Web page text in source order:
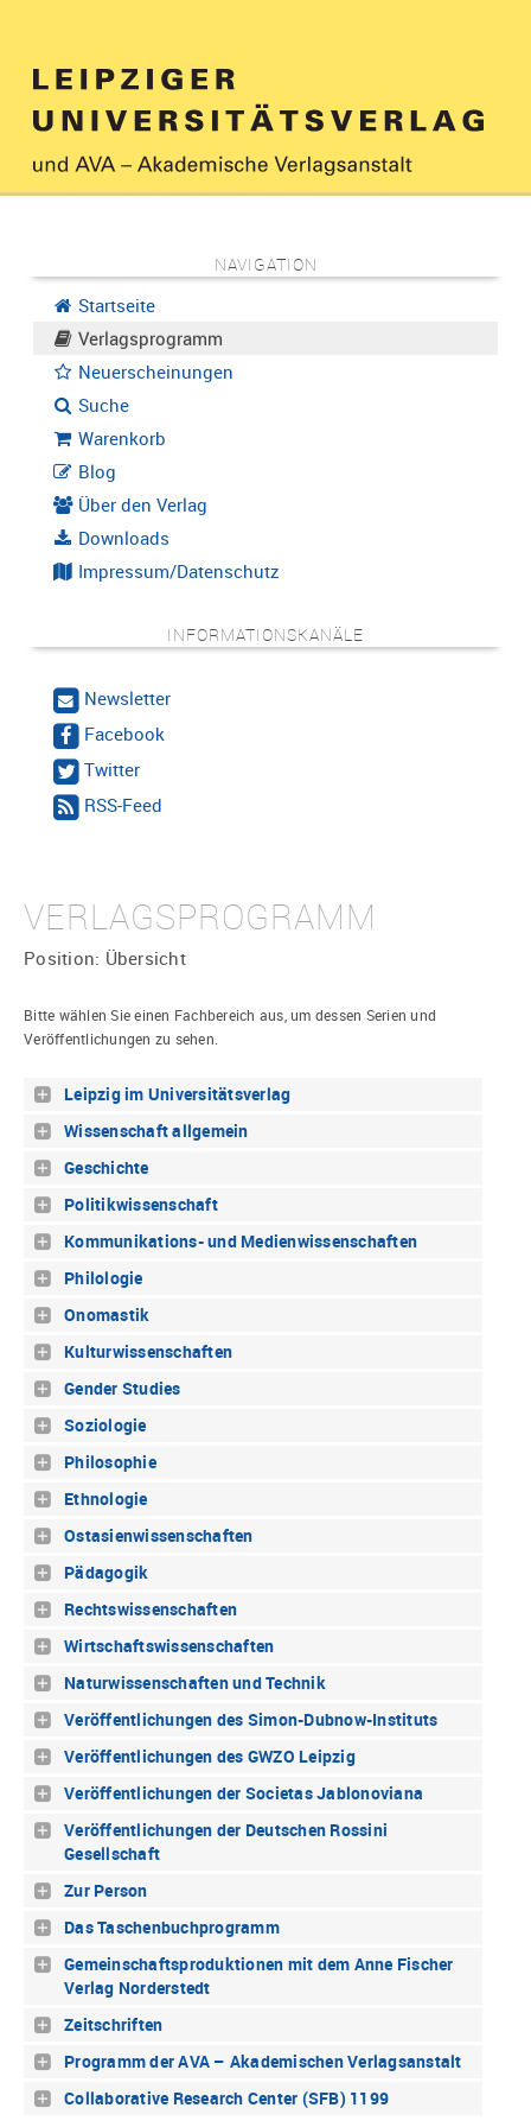
NAVIGATION
Startseite
Verlagsprogramm
Neuerscheinungen
Suche
Warenkorb
Blog
Über den Verlag
Downloads
Impressum/Datenschutz
INFORMATIONSKANÄLE
Newsletter
Facebook
Twitter
RSS-Feed
VERLAGSPROGRAMM
Position: Übersicht
Bitte wählen Sie einen Fachbereich aus, um dessen Serien und
Veröffentlichungen zu sehen.
Leipzig im Universitätsverlag
Wissenschaft allgemein
Geschichte
Politikwissenschaft
Kommunikations- und Medienwissenschaften
Philologie
Onomastik
Kulturwissenschaften
Gender Studies
Soziologie
Philosophie
Ethnologie
Ostasienwissenschaften
Pädagogik
Rechtswissenschaften
Wirtschaftswissenschaften
Naturwissenschaften und Technik
Veröffentlichungen des Simon-Dubnow-Instituts
Veröffentlichungen des GWZO Leipzig
Veröffentlichungen der Societas Jablonoviana
Veröffentlichungen der Deutschen Rossini
Gesellschaft
Zur Person
Das Taschenbuchprogramm
Gemeinschaftsproduktionen mit dem Anne Fischer
Verlag Norderstedt
Zeitschriften
Programm der AVA – Akademischen Verlagsanstalt
Collaborative Research Center (SFB) 1199